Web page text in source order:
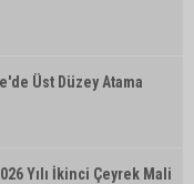
Üst Düzey Atama
Yılı İkinci Çeyrek Mali